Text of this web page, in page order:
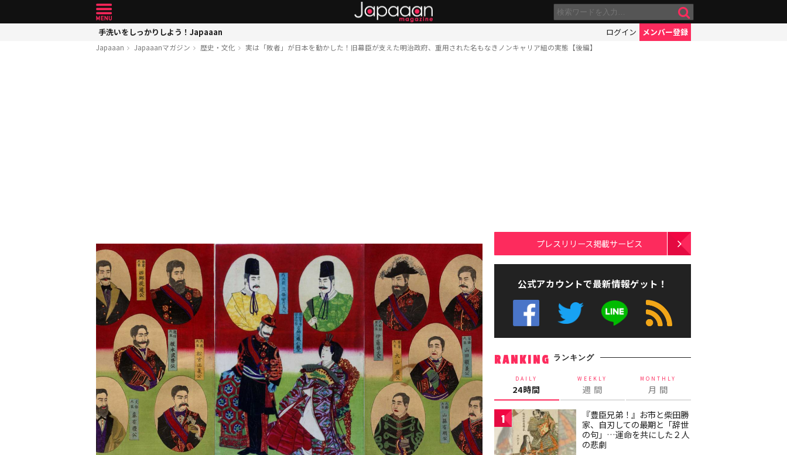
手洗いをしっかりしよう！Japaaan ログイン メンバー登録
Japaaan Japaaanマガジン 歴史・文化 実は「敗者」が日本を動かした！旧幕臣が支えた明治政府、重用された名もなきノンキャリア組の実態【後編】
プレスリリース掲載サービス
公式アカウントで最新情報ゲット！
RANKING ランキング
DAILY
24時間
WEEKLY
週 間
MONTHLY
月 間
1
『豊臣兄弟！』お市と柴田勝
家、自刃しての最期と「辞世
の句」…運命を共にした２人
の悲劇